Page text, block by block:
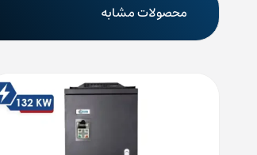
محصولات مشابه